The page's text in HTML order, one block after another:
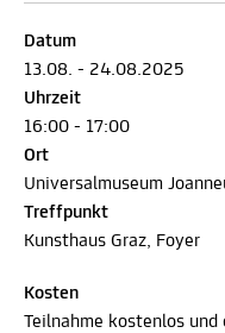
Datum
13.08. - 24.08.2025
Uhrzeit
16:00 - 17:00
Ort
Universalmuseum
Treffpunkt
Kunsthaus Graz, Foyer
Kosten
Teilnahme kostenlos